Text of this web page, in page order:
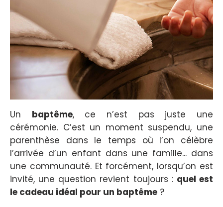
Un baptême, ce n’est pas juste une
cérémonie. C’est un moment suspendu, une
parenthèse dans le temps où l’on célèbre
l’arrivée d’un enfant dans une famille... dans
une communauté. Et forcément, lorsqu’on est
invité, une question revient toujours : quel est
le cadeau idéal pour un baptême ?